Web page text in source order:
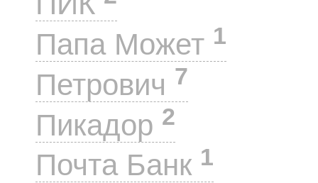
Папа Может 1
Петрович 7
Пикадор 2
Почта Банк 1